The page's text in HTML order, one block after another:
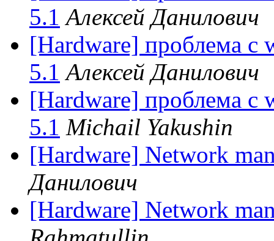
5.1 Алексей Данилович
[Hardware] проблема с
5.1 Алексей Данилович
[Hardware] проблема с
5.1 Michail Yakushin
[Hardware] Network
Данилович
[Hardware] Network